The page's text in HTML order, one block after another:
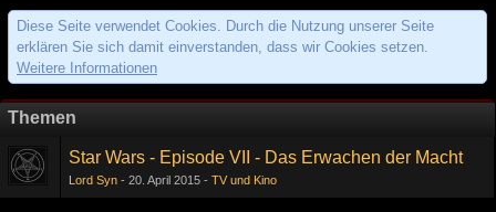
Diese Seite verwendet Cookies. Durch die Nutzung unserer Seite
erklären Sie sich damit einverstanden, dass wir Cookies setzen.
Weitere Informationen
Themen
Star Wars - Episode VII - Das Erwachen der Macht
Lord Syn 20. April 2015 TV und Kino